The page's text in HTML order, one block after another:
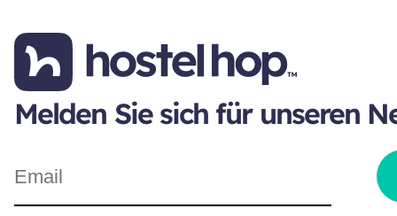
Melden Sie sich für unseren